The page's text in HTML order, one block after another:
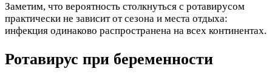
Заметим, что вероятность столкнуться с ротавирусом
практически не зависит от сезона и места отдыха:
инфекция одинаково распространена на всех континентах.
Ротавирус при беременности